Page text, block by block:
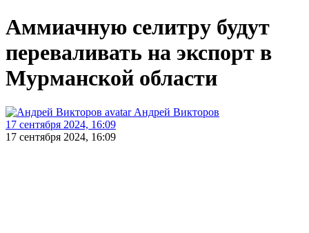
Аммиачную селитру будут
переваливать на экспорт в
Мурманской области
Андрей Викторов
17 сентября 2024, 16:09
17 сентября 2024, 16:09